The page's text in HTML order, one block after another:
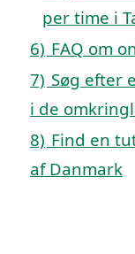
per time i
6) FAQ om
7) Søg efter
i de
8) Find en
af Danmark